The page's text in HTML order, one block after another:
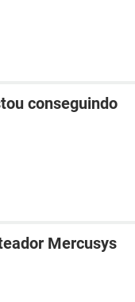
conseguindo
Mercusys